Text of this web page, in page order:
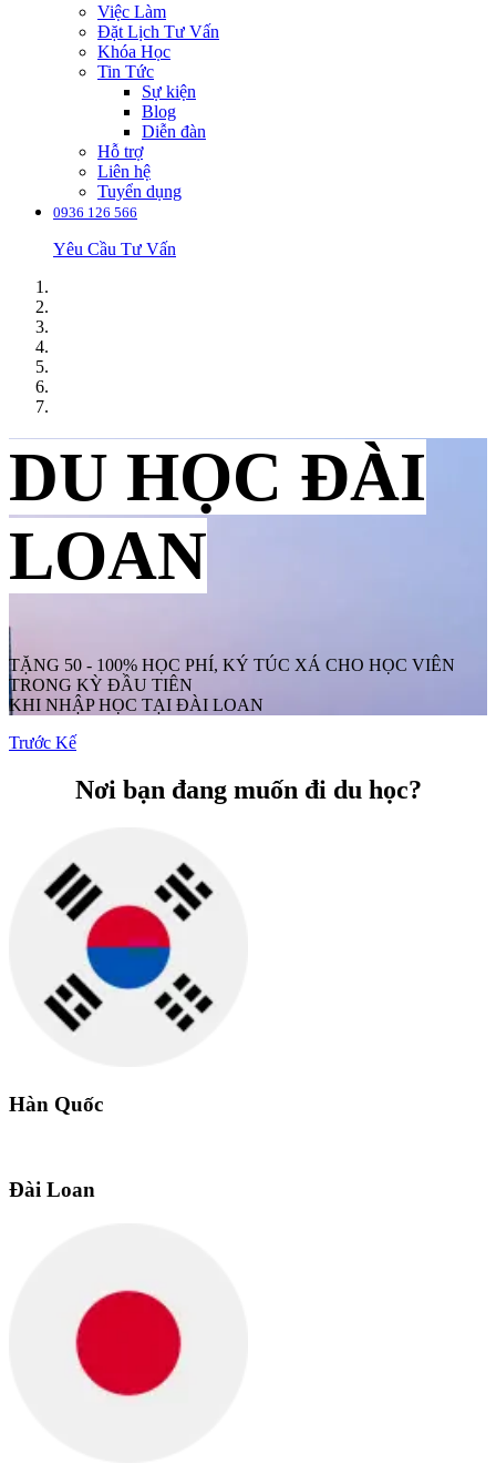
Việc Làm
Đặt Lịch Tư Vấn
Khóa Học
Tin Tức
Sự kiện
Blog
Diễn đàn
Hỗ trợ
Liên hệ
Tuyển dụng
0936 126 566
Yêu Cầu Tư Vấn
DU HỌC ĐÀI
LOAN
TẶNG 50 - 100% HỌC PHÍ, KÝ TÚC XÁ CHO HỌC VIÊN
TRONG KỲ ĐẦU TIÊN
KHI NHẬP HỌC TẠI ĐÀI LOAN
Trước Kế
Nơi bạn đang muốn đi du học?
Hàn Quốc
Đài Loan